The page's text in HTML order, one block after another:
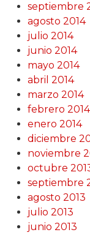
septiembre
agosto 2014
julio 2014
junio 2014
mayo 2014
abril 2014
marzo 2014
febrero 2014
enero 2014
diciembre
noviembre
octubre
septiembre
agosto 2013
julio 2013
junio 2013